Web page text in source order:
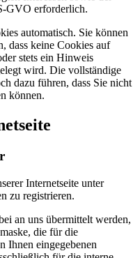
GVO erforderlich.
automatisch. Sie können
dass keine Cookies auf
stets ein Hinweis
wird. Die vollständige
dazu führen, dass Sie nicht
können.
Internetseite unter
zu registrieren.
an uns übermittelt werden,
die für die
Ihnen eingegebenen